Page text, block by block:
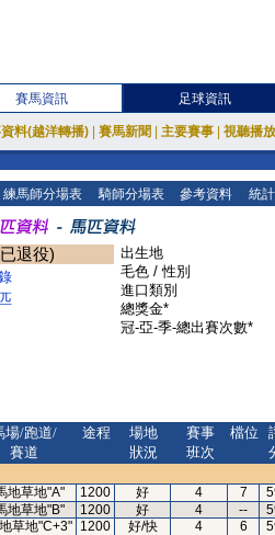
賽馬資訊 足球資訊
料(越洋轉播) 賽馬新聞 主要賽事 視聽播
練馬師分場表 騎師分場表 參考資料 統
退役)
出生地
毛色 / 性別
進口類別
總獎金*
冠-亞-季-總出賽次數*
場/跑道/
賽道
途程
場地
狀況
賽事
班次
檔位
地草地"A" 1200 好 4 7
地草地"B" 1200 好 4 --
草地"C+3" 1200 好/快 4 6